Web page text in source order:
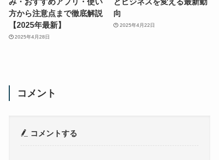
方から注意点まで徹底解説
【2025年最新】
2025年4月28日
向
2025年4月22日
コメント
コメントする